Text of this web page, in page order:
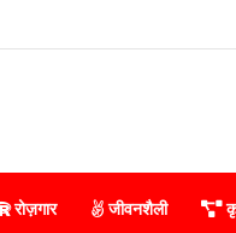
रोज़गार जीवनशैली